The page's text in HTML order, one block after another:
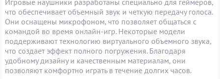
что обеспечивает объемный звук и четкую передачу голоса.
Они оснащены микрофоном, что позволяет общаться с
командой во время онлайн-игр. Некоторые модели
поддерживают технологию виртуального объемного звука,
что создает эффект полного погружения. Благодаря
удобному дизайну и качественным материалам, они
позволяют комфортно играть в течение долгих часов.